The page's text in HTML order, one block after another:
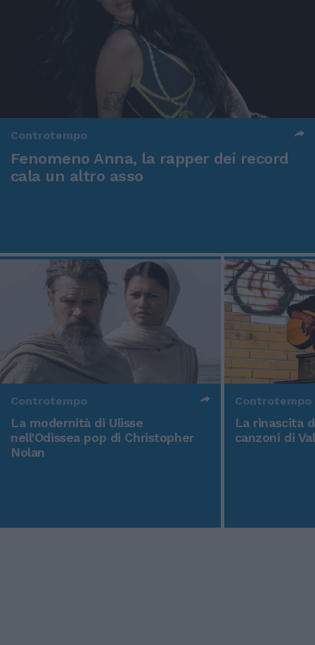
Controtempo
Fenomeno Anna, la rapper dei record
cala un altro asso
Controtempo
La modernità di Ulisse
nell'Odissea pop di Christopher
Nolan
Controtempo
La rinascita
canzoni di